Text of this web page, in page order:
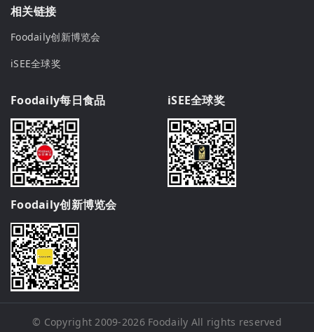
相关链接
Foodaily创新博览会
iSEE全球奖
Foodaily每日食品 iSEE全球奖
Foodaily创新博览会
© Copyright 2009-2026 Foodaily All rights reserved